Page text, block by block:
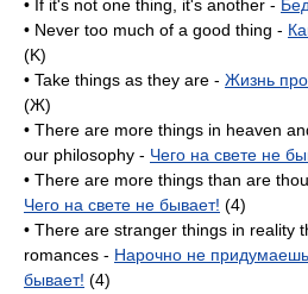
• If it's not one thing, it's another -
• Never too much of a good thing -
(K)
• Take things as they are - Жизнь
(Ж)
• There are more things in heaven
our philosophy - Чего на свете не
• There are more things than are
Чего на свете не бывает! (4)
• There are stranger things in reality
romances - Нарочно не придумаешь
бывает! (4)